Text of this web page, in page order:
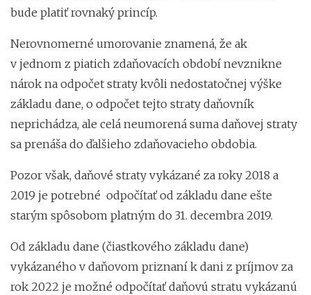
bude platiť rovnaký princíp.
Nerovnomerné umorovanie znamená, že ak
v jednom z piatich zdaňovacích období nevznikne
nárok na odpočet straty kvôli nedostatočnej výške
základu dane, o odpočet tejto straty daňovník
neprichádza, ale celá neumorená suma daňovej straty
sa prenáša do ďalšieho zdaňovacieho obdobia.
Pozor však, daňové straty vykázané za roky 2018 a
2019 je potrebné odpočítať od základu dane ešte
starým spôsobom platným do 31. decembra 2019.
Od základu dane (čiastkového základu dane)
vykázaného v daňovom priznaní k dani z príjmov za
rok 2022 je možné odpočítať daňovú stratu vykázanú